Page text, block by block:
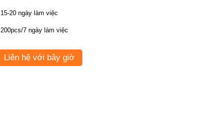
15-20 ngày làm việc
200pcs/7 ngày làm việc
Liên hệ với bây giờ